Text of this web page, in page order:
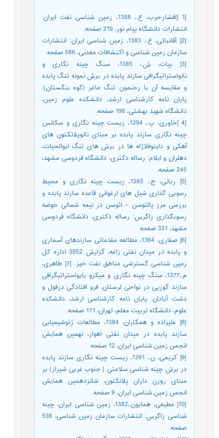
]1 [افشارحرب، ع.، 1388، زمین شناسی نفت ایران:
انتشارات دانشگاه پیام نور، 219 صفحه.
]2[ آقانباتی، ع.، 1383، زمین شناسی ایران: انتشارات
سازمان زمین شناسی و اکتشافات معدنی، 586 صفحه.
]3[ بیات، ش.، 1385، سنگ چینه نگاری و
نانواستراتیگرافی سازند پابده در برش نمونه تنگ پابده
و مقایسه آن با رخنمون تنگ ماغر (کوه بنگستان):
پایان نامه کارشناسی ارشد، دانشکده علوم زمین،
دانشگاه شهید بهشتی، 198 صفحه.
]4 [خاوری، پ.، 1394، زیست چینه نگاری و سکانس
چینه نگاری سازند پابده بر مبنای نانوپلانکتون های
آهکی و داینوفلاژله ها در برش های تنگ ابوالحیات،
دهلران و ایلام: رساله دکتری، دانشگاه فردوسی مشهد،
245 صفحه.
]5[ ربانی، ج.، 1393، زیست چینه نگاری و محیط
رسوبی گذاری شیل های ارغوانی قاعده سازند پابده و
بررسی مرز پالئوسن – ائوسن در نیمه شمالی حوضه
رسوبگذاری زاگرس: رساله دکتری، دانشگاه فردوسی
مشهد، 331 صفحه.
]6[ صفاری، 1364، مطالعه مقدماتی سازندهای آسماری
و پابده در میدان نفتی زاغه، گزارش 3952 اداره کل
زمین شناسی گسترشی مناطق نفت خیز. ]7[ طاهری،
م.،1377، سنگ چینه نگاری و میکرو بایواستراتیگرافی
سازند گورپی در نواحی لرستان، فرو افتادگی دزفول و
دشت آبادان: پایان نامه کارشناسی ارشد، دانشکده
علوم، دانشگاه تربیت معلم، تهران، 171 صفحه.
]8[ علیزاده و همکاران، 1384، مطالعات ژئوشیمیایی
سازند پابده در میدان نفتی اهواز، نهمین همایش
انجمن زمین شناسی ایران، 12 صفحه.
]9[ کریمی، ن.، 1391، زیست چینه نگاری سازند پابده
در برش چینه شناسی سلامتی ( جنوب غربی شیراز) بر
مبنای روزن داران پلانکتون، شانزدهمین همایش
انجمن زمین شناسی ایران، 9 صفحه.
]10[ مطیعی، همایون.،1382، زمین شناسی ایران، چینه
شناسی زاگرس: انتشارات سازمان زمین شناسی، 536
صفحه.